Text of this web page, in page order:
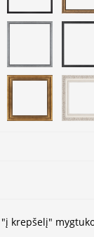
"į krepšelį"